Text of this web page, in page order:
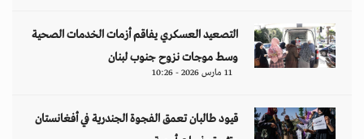
التصعيد العسكري يفاقم أزمات الخدمات الصحية
وسط موجات نزوح جنوب لبنان
11 مارس 2026 - 10:26
قيود طالبان تعمق الفجوة الجندرية في أفغانستان